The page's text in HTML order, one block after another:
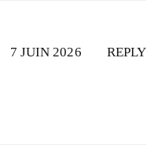
REPLY
7 JUIN 2026